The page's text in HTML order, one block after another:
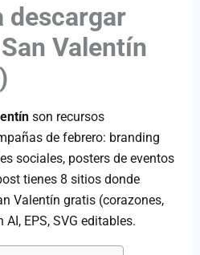
descargar
Valentín
son recursos
de febrero: branding
sociales, posters de eventos
tienes 8 sitios donde
Valentín gratis (corazones,
EPS, SVG editables.